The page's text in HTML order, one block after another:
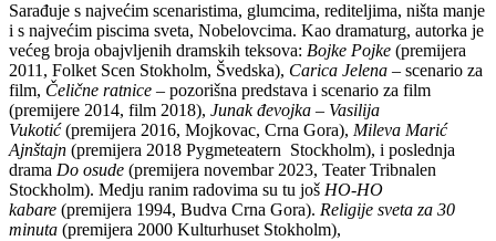
Sarađuje s najvećim scenaristima, glumcima, rediteljima, ništa manje
i s najvećim piscima sveta, Nobelovcima. Kao dramaturg, autorka je
većeg broja obajvljenih dramskih teksova: Bojke Pojke (premijera
2011, Folket Scen Stokholm, Švedska), Carica Jelena – scenario za
film, Čelične ratnice – pozorišna predstava i scenario za film
(premijere 2014, film 2018), Junak đevojka – Vasilija
Vukotić(premijera 2016, Mojkovac, Crna Gora), Mileva Marić
Ajnštajn (premijera 2018 Pygmeteatern Stockholm), i poslednja
drama Do osude (premijera novembar 2023, Teater Tribnalen
Stockholm). Medju ranim radovima su tu još HO-HO
kabare (premijera 1994, Budva Crna Gora). Religije sveta za 30
minuta (premijera 2000 Kulturhuset Stokholm),